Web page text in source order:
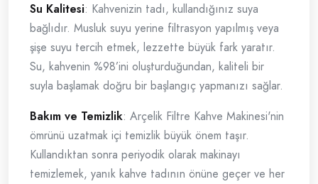
Su Kalitesi: Kahvenizin tadı, kullandığınız suya
bağlıdır. Musluk suyu yerine filtrasyon yapılmış veya
şişe suyu tercih etmek, lezzette büyük fark yaratır.
Su, kahvenin %98’ini oluşturduğundan, kaliteli bir
suyla başlamak doğru bir başlangıç yapmanızı sağlar.
Bakım ve Temizlik: Arçelik Filtre Kahve Makinesi'nin
ömrünü uzatmak içi temizlik büyük önem taşır.
Kullandıktan sonra periyodik olarak makinayı
temizlemek, yanık kahve tadının önüne geçer ve her